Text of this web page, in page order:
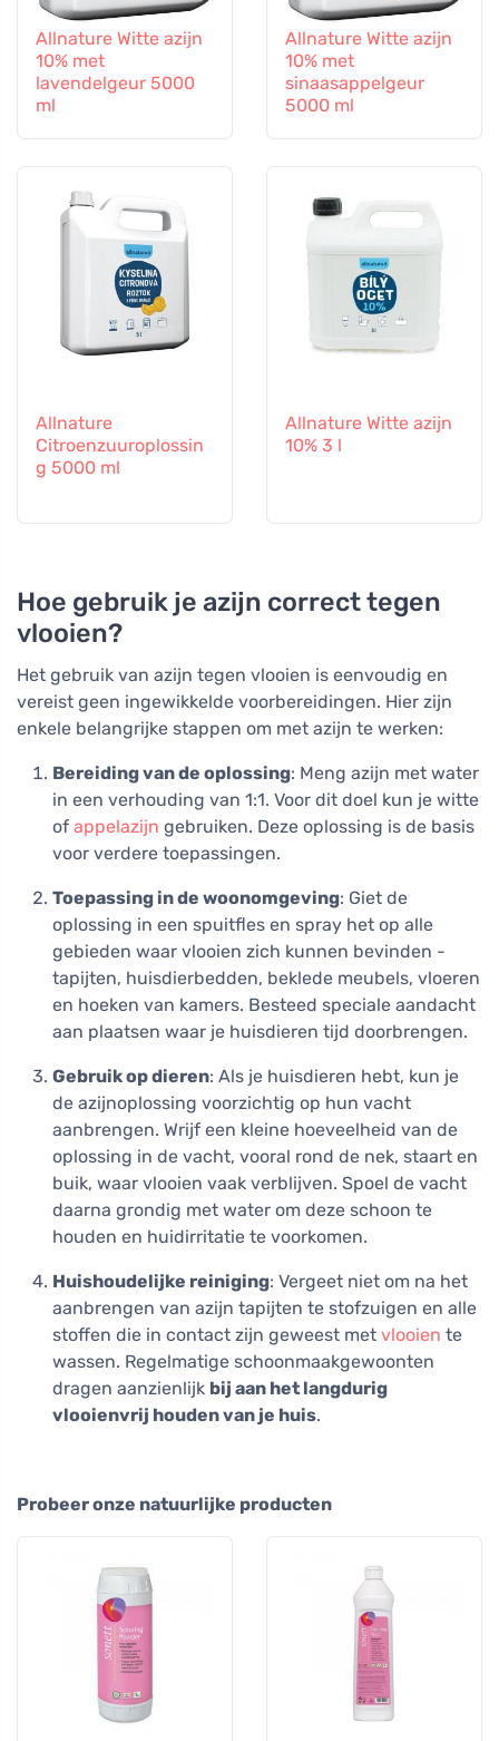
Allnature Witte azijn
10% met
lavendelgeur 5000
ml
Allnature Witte azijn
10% met
sinaasappelgeur
5000 ml
Allnature
Citroenzuuroplossin
g 5000 ml
Allnature Witte azijn
10% 3 l
Hoe gebruik je azijn correct tegen
vlooien?
Het gebruik van azijn tegen vlooien is eenvoudig en
vereist geen ingewikkelde voorbereidingen. Hier zijn
enkele belangrijke stappen om met azijn te werken:
Bereiding van de oplossing: Meng azijn met water
in een verhouding van 1:1. Voor dit doel kun je witte
of appelazijn gebruiken. Deze oplossing is de basis
voor verdere toepassingen.
Toepassing in de woonomgeving: Giet de
oplossing in een spuitfles en spray het op alle
gebieden waar vlooien zich kunnen bevinden -
tapijten, huisdierbedden, beklede meubels, vloeren
en hoeken van kamers. Besteed speciale aandacht
aan plaatsen waar je huisdieren tijd doorbrengen.
Gebruik op dieren: Als je huisdieren hebt, kun je
de azijnoplossing voorzichtig op hun vacht
aanbrengen. Wrijf een kleine hoeveelheid van de
oplossing in de vacht, vooral rond de nek, staart en
buik, waar vlooien vaak verblijven. Spoel de vacht
daarna grondig met water om deze schoon te
houden en huidirritatie te voorkomen.
Huishoudelijke reiniging: Vergeet niet om na het
aanbrengen van azijn tapijten te stofzuigen en alle
stoffen die in contact zijn geweest met vlooien te
wassen. Regelmatige schoonmaakgewoonten
dragen aanzienlijk bij aan het langdurig
vlooienvrij houden van je huis.
Probeer onze natuurlijke producten